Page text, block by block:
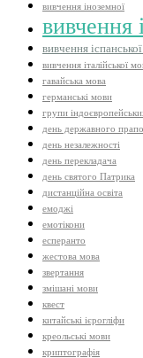
вивчення іноземної
вивчення
вивчення
вивчення італійської
гавайська мова
германські мови
групи
день державного
день незалежності
день перекладача
день святого Патрика
дистанційна освіта
емоджі
емотікони
есперанто
жестова мова
звертання
змішані мови
квест
китайські ієрогліфи
креольські мови
криптографія